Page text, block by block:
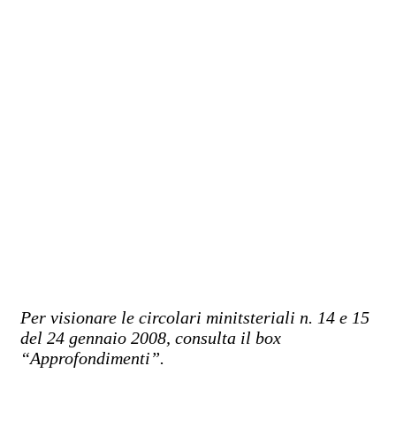
Per visionare le circolari minitsteriali n. 14 e 15
del 24 gennaio 2008, consulta il box
“Approfondimenti”.